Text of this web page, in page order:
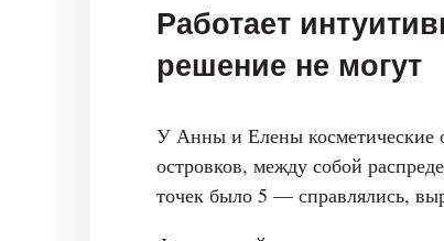
Работает
решение не могут
У Анны и Елены косметические
островков, между собой
точек было 5 — справлялись,